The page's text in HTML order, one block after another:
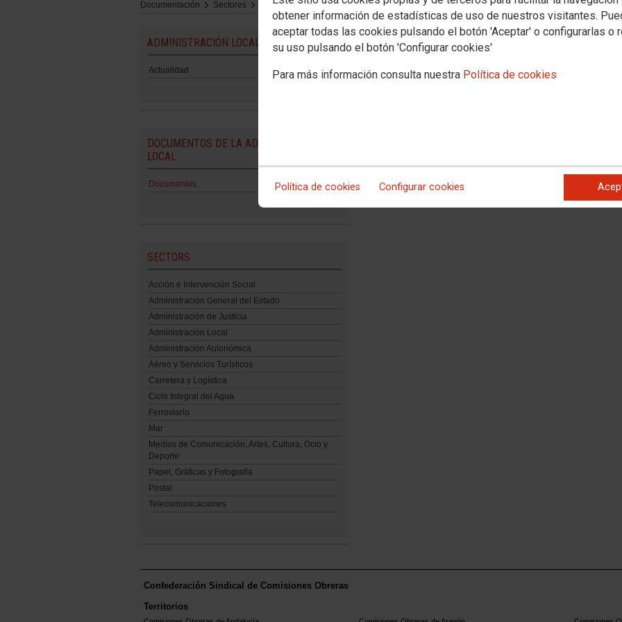
obtener información de estadísticas de uso de nuestros visitantes.
aceptar todas las cookies pulsando el botón 'Aceptar' o configurarlas o
su uso pulsando el botón 'Configurar cookies'
Para más información consulta nuestra Política de cookies
Política de cookies Configurar cookies
Documentación
Sectores Administración Local Documentos
ADMINISTRACIÓN LOCAL
Actualidad
DOCUMENTOS DE LA ADMINISTRACIÓN
LOCAL
Documentos
SECTORS
Acción e Intervención Social
Administración General del Estado
Administración de Justicia
Administración Local
Administración Autonómica
Aéreo y Servicios Turísticos
Carretera y Logística
Ciclo Integral del Agua
Ferroviario
Mar
Medios de Comunicación, Artes, Cultura, Ocio y
Deporte
Papel, Gráficas y Fotografía
Postal
Telecomunicaciones
Confederación Sindical de Comisiones Obreras
Territorios